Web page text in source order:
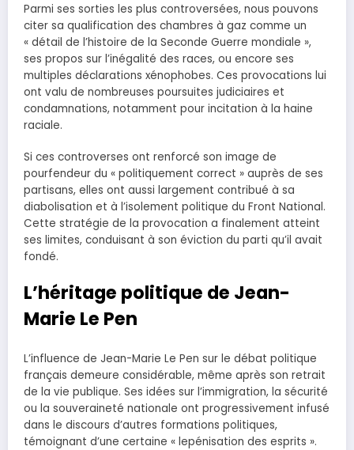
Parmi ses sorties les plus controversées, nous pouvons
citer sa qualification des chambres à gaz comme un
« détail de l’histoire de la Seconde Guerre mondiale »,
ses propos sur l’inégalité des races, ou encore ses
multiples déclarations xénophobes. Ces provocations lui
ont valu de nombreuses poursuites judiciaires et
condamnations, notamment pour incitation à la haine
raciale.
Si ces controverses ont renforcé son image de
pourfendeur du « politiquement correct » auprès de ses
partisans, elles ont aussi largement contribué à sa
diabolisation et à l’isolement politique du Front National.
Cette stratégie de la provocation a finalement atteint
ses limites, conduisant à son éviction du parti qu’il avait
fondé.
L’héritage politique de Jean-
Marie Le Pen
L’influence de Jean-Marie Le Pen sur le débat politique
français demeure considérable, même après son retrait
de la vie publique. Ses idées sur l’immigration, la sécurité
ou la souveraineté nationale ont progressivement infusé
dans le discours d’autres formations politiques,
témoignant d’une certaine « lepénisation des esprits ».